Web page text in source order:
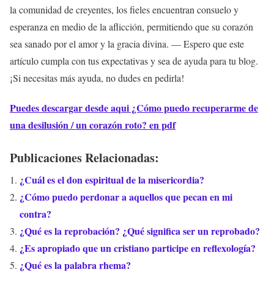
la comunidad de creyentes, los fieles encuentran consuelo y
esperanza en medio de la aflicción, permitiendo que su corazón
sea sanado por el amor y la gracia divina. — Espero que este
artículo cumpla con tus expectativas y sea de ayuda para tu blog.
¡Si necesitas más ayuda, no dudes en pedirla!
Puedes descargar desde aqui ¿Cómo puedo recuperarme de
una desilusión / un corazón roto? en pdf
Publicaciones Relacionadas:
¿Cuál es el don espiritual de la misericordia?
¿Cómo puedo perdonar a aquellos que pecan en mi
contra?
¿Qué es la reprobación? ¿Qué significa ser un reprobado?
¿Es apropiado que un cristiano participe en reflexología?
¿Qué es la palabra rhema?